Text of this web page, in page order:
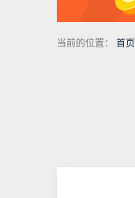
当前的位置： 首页